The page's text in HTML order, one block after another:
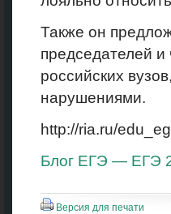
Также он
председателей
российских
нарушениями.
http://ria.ru/
Блог ЕГЭ — ЕГЭ
Версия для печати